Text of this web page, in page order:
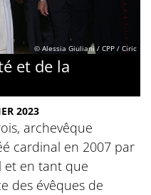
© Alessia Giuliani / CPP / Ciric
et de la
2023
archevêque
cardinal en 2007 par
et en tant que
des évêques de